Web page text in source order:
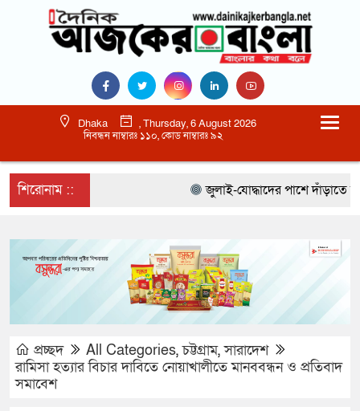
Dhaka
, Thursday, 6 August 2026
নিবন্ধন নাম্বারঃ ১১০, কোড নাম্বারঃ ৯২
শিরোনাম :: জুলাই-যোদ্ধাদের পাশে দাঁড়াতে হবে
প্রচ্ছদ All Categories,চট্টগ্রাম,সারাদেশ
রামিসা হত্যার বিচার দাবিতে নোয়াখালীতে মানববন্ধন ও প্রতিবাদ
সমাবেশ